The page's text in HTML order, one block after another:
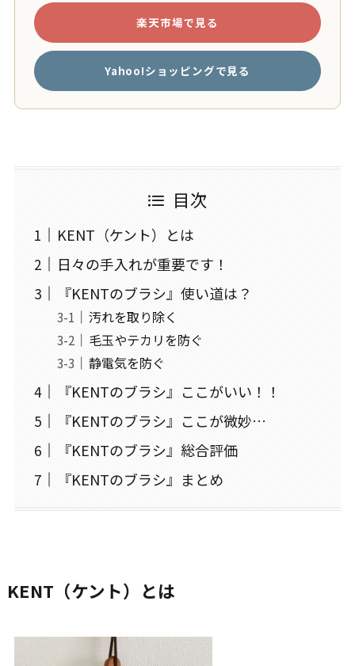
楽天市場で見る
Yahoo!ショッピングで見る
目次
KENT（ケント）とは
日々の手入れが重要です！
『KENTのブラシ』使い道は？
汚れを取り除く
毛玉やテカリを防ぐ
静電気を防ぐ
『KENTのブラシ』ここがいい！！
『KENTのブラシ』ここが微妙…
『KENTのブラシ』総合評価
『KENTのブラシ』まとめ
KENT（ケント）とは